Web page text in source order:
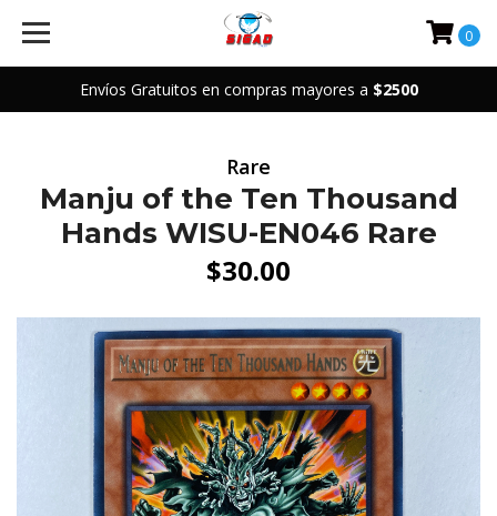
Envíos Gratuitos en compras mayores a $2500
0
Rare
Manju of the Ten Thousand
Hands WISU-EN046 Rare
$30.00